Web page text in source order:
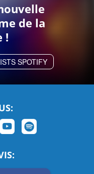
de la
!
SPOTIFY